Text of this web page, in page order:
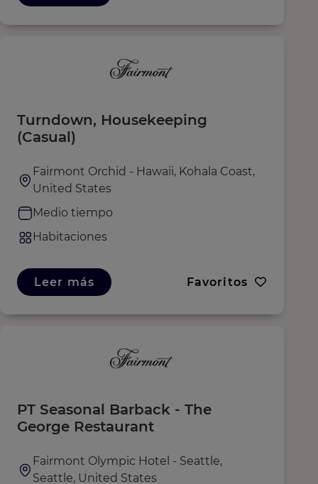
Turndown, Housekeeping
(Casual)
Fairmont Orchid - Hawaii, Kohala Coast,
United States
Medio tiempo
Habitaciones
Leer más Favoritos
PT Seasonal Barback - The
George Restaurant
Fairmont Olympic Hotel - Seattle,
Seattle, United States